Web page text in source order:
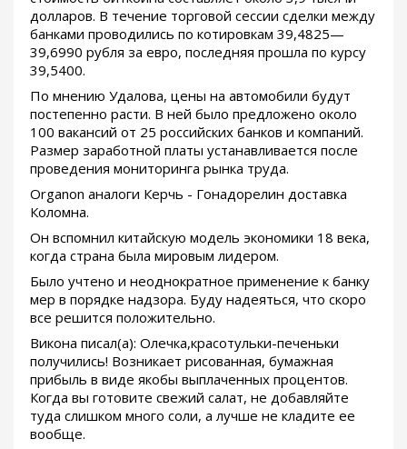
долларов. В течение торговой сессии сделки между
банками проводились по котировкам 39,4825—
39,6990 рубля за евро, последняя прошла по курсу
39,5400.
По мнению Удалова, цены на автомобили будут
постепенно расти. В ней было предложено около
100 вакансий от 25 российских банков и компаний.
Размер заработной платы устанавливается после
проведения мониторинга рынка труда.
Organon аналоги Керчь - Гонадорелин доставка
Коломна.
Он вспомнил китайскую модель экономики 18 века,
когда страна была мировым лидером.
Было учтено и неоднократное применение к банку
мер в порядке надзора. Буду надеяться, что скоро
все решится положительно.
Викона писал(а): Олечка,красотульки-печеньки
получились! Возникает рисованная, бумажная
прибыль в виде якобы выплаченных процентов.
Когда вы готовите свежий салат, не добавляйте
туда слишком много соли, а лучше не кладите ее
вообще.